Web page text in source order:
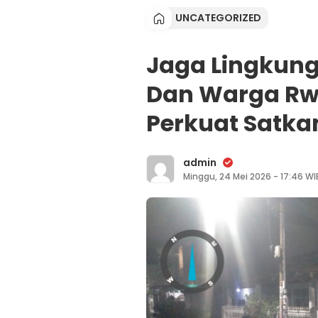
UNCATEGORIZED
Jaga
Dan Warga
Perkuat
admin
Minggu, 24 Mei 2026 - 17:46